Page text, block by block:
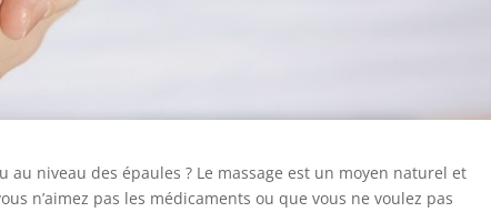
niveau des épaules ? Le massage est un moyen naturel et
n’aimez pas les médicaments ou que vous ne voulez pas